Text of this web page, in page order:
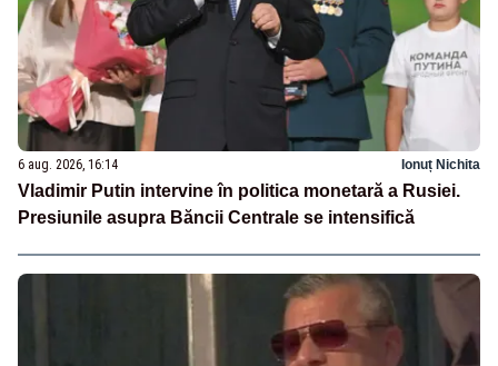
6 aug. 2026, 16:14 Ionuț Nichita
Vladimir Putin intervine în politica monetară a Rusiei.
Presiunile asupra Băncii Centrale se intensifică